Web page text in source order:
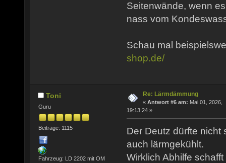
Seitenwände, wenn
nass vom
Schau mal
shop.de/
Toni
Guru
Beiträge: 1115
Fahrzeug: LD 2202 mit OM
Re: Lärmdämmung
« Antwort #6 am: Mai 01, 2026,
19:13:24 »
Der Deutz dürfte nicht
auch lärmgekühlt.
Wirklich Abhilfe